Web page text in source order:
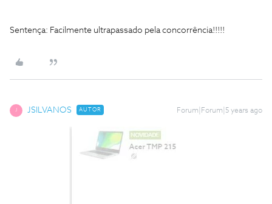
Sentença: Facilmente ultrapassado pela concorrência!!!!!
J JSILVANOS AUTOR Forum|Forum|5 years ago